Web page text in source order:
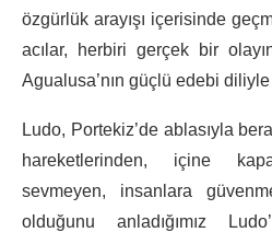
özgürlük arayışı içerisinde
acılar, herbiri gerçek bir
Agualusa’nın güçlü edebi diliyle
Ludo, Portekiz’de ablasıyla
hareketlerinden, içine
sevmeyen, insanlara
olduğunu anladığımız